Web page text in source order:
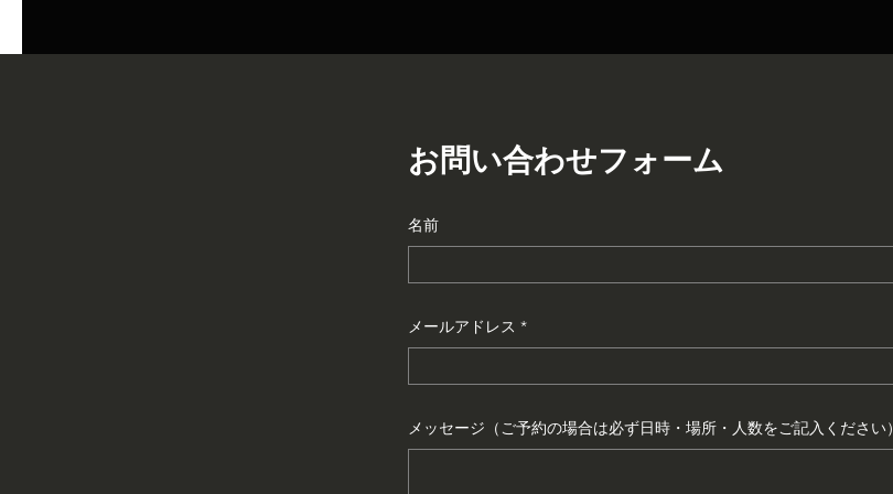
お問い合わせフォーム
名前
メールアドレス
メッセージ（ご予約の場合は必ず日時・場所・人数をご記入ください）